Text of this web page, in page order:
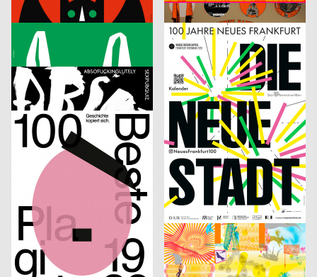
Der kleine Vampir
Die Zirkulation von Arbeit, Kapital und Leben als Lieferkette – Alice Creischer & Andreas Siekmann
Neue Gestaltung D
Bezahlt wird nicht
Bureau Sandra Doeller D
2025
100 Jahre Neues Frankfurt
Fons Hickmann D
2025
Absofuckinglutely
Melissa Frongillo CH
7e Tourne-Films Festival Lausanne
Roland Radschopf, Florian Kowatz
100 Beste Plagiate – Geschichte kopiert sich
cyan
2025
cyan work 1990 – 2025
Simon Bode, Rasmus von Götz
2025
Double U
OFF OFFICE
2025
Alf Lechner 100 – Materie Stahl
Lukas Ruprecht D
2025
Bachelorprojekt „NEW FACES“
Anastasia Temirkhan
2025
ESAD Conference. Semantic Shapes
Onari Projects
2025
Confoederatio
Badesaison CH
2025
1. Mai 2025